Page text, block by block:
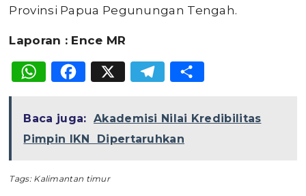
Provinsi Papua Pegunungan Tengah.
Laporan : Ence MR
WhatsApp
Facebook
X Telegram
Baca juga: Akademisi Nilai Kredibilitas
Pimpin IKN Dipertaruhkan
Tags: Kalimantan timur